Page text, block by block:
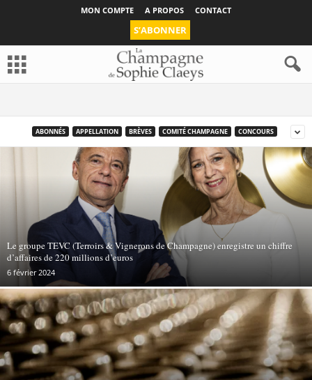
MON COMPTE A PROPOS CONTACT
S’ABONNER
ABONNÉS APPELLATION BRÈVES COMITÉ CHAMPAGNE CONCOURS
Le groupe TEVC (Terroirs & Vignerons de Champagne) enregistre un chiffre
d’affaires de 220 millions d’euros
6 février 2024